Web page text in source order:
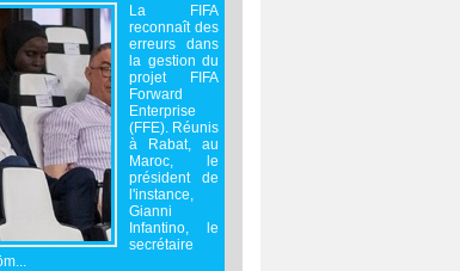
La FIFA
reconnaît des
erreurs dans
la gestion du
projet FIFA
Forward
Enterprise
(FFE). Réunis
à Rabat, au
Maroc, le
président de
l'instance,
Gianni
Infantino, le
secrétaire